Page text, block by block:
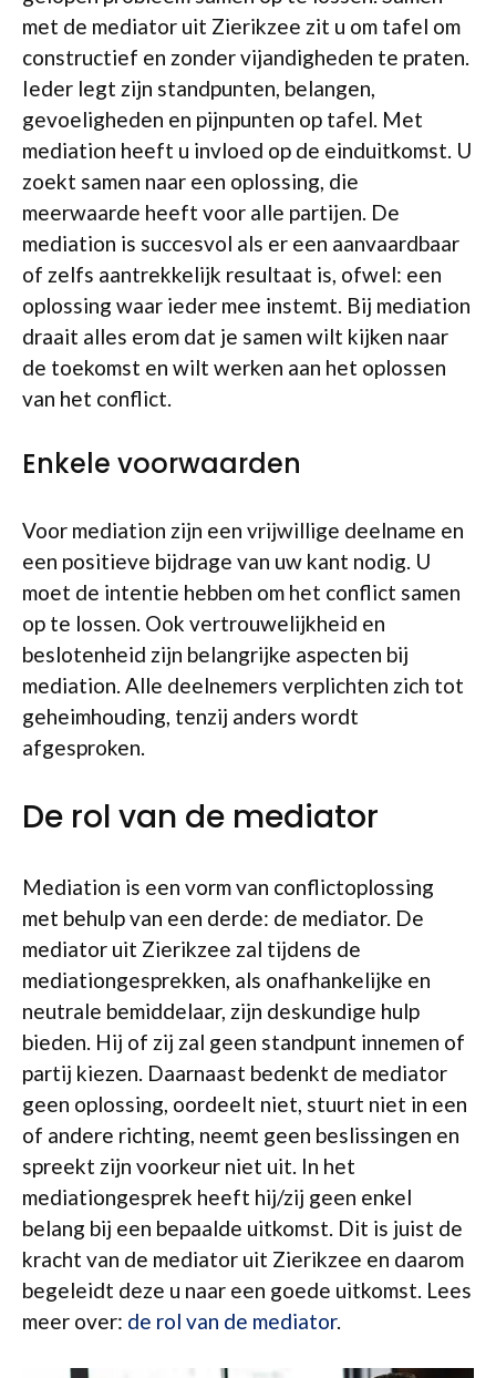
met de mediator uit Zierikzee zit u om tafel om
constructief en zonder vijandigheden te praten.
Ieder legt zijn standpunten, belangen,
gevoeligheden en pijnpunten op tafel. Met
mediation heeft u invloed op de einduitkomst. U
zoekt samen naar een oplossing, die
meerwaarde heeft voor alle partijen. De
mediation is succesvol als er een aanvaardbaar
of zelfs aantrekkelijk resultaat is, ofwel: een
oplossing waar ieder mee instemt. Bij mediation
draait alles erom dat je samen wilt kijken naar
de toekomst en wilt werken aan het oplossen
van het conflict.
Enkele voorwaarden
Voor mediation zijn een vrijwillige deelname en
een positieve bijdrage van uw kant nodig. U
moet de intentie hebben om het conflict samen
op te lossen. Ook vertrouwelijkheid en
beslotenheid zijn belangrijke aspecten bij
mediation. Alle deelnemers verplichten zich tot
geheimhouding, tenzij anders wordt
afgesproken.
De rol van de mediator
Mediation is een vorm van conflictoplossing
met behulp van een derde: de mediator. De
mediator uit Zierikzee zal tijdens de
mediationgesprekken, als onafhankelijke en
neutrale bemiddelaar, zijn deskundige hulp
bieden. Hij of zij zal geen standpunt innemen of
partij kiezen. Daarnaast bedenkt de mediator
geen oplossing, oordeelt niet, stuurt niet in een
of andere richting, neemt geen beslissingen en
spreekt zijn voorkeur niet uit. In het
mediationgesprek heeft hij/zij geen enkel
belang bij een bepaalde uitkomst. Dit is juist de
kracht van de mediator uit Zierikzee en daarom
begeleidt deze u naar een goede uitkomst. Lees
meer over: de rol van de mediator.